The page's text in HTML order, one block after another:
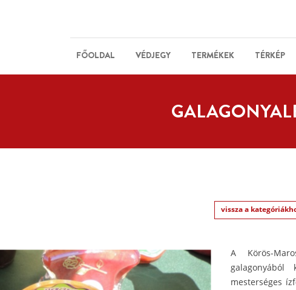
FŐOLDAL VÉDJEGY TERMÉKEK TÉRKÉP
vissza a
A Körös-
galagonyából
mesterséges